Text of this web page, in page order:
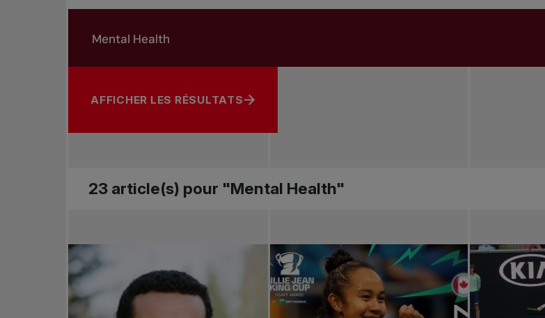
Rechercher par sujet, joueur ou autre
AFFICHER LES RÉSULTATS
23 article(s) pour "Mental Health"